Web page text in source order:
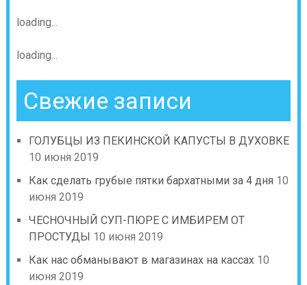
loading...
loading...
Свежие записи
ГОЛУБЦЫ ИЗ ПЕКИНСКОЙ КАПУСТЫ В ДУХОВКЕ
10 июня 2019
Как сделать грубые пятки бархатными за 4 дня 10
июня 2019
ЧЕСНОЧНЫЙ СУП-ПЮРЕ С ИМБИРЕМ ОТ
ПРОСТУДЫ 10 июня 2019
Как нас обманывают в магазинах на кассах 10
июня 2019